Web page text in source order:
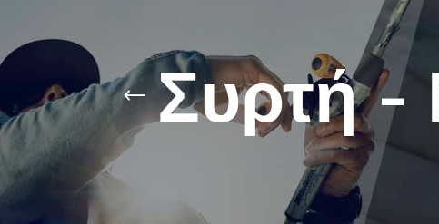
Μηχανισμοί
Surf Casting
Bait Cast -
Οριζοντίου Tυμπάνου
Νήματα Ψαρέματος
Πετονιές Ψαρέματος
Πετονιές
Πετονιές Αόρατες
Συρτή -